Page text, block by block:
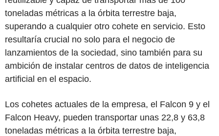
toneladas métricas a la órbita terrestre baja,
superando a cualquier otro cohete en servicio. Esto
resultaría crucial no solo para el negocio de
lanzamientos de la sociedad, sino también para su
ambición de instalar centros de datos de inteligencia
artificial en el espacio.
Los cohetes actuales de la empresa, el Falcon 9 y el
Falcon Heavy, pueden transportar unas 22,8 y 63,8
toneladas métricas a la órbita terrestre baja,